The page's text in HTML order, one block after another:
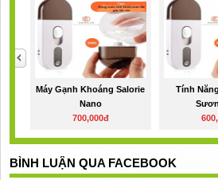
Máy Gạnh Khoáng Salorie
Nano
700,000đ
Tính
BÌNH LUẬN QUA FACEBOOK